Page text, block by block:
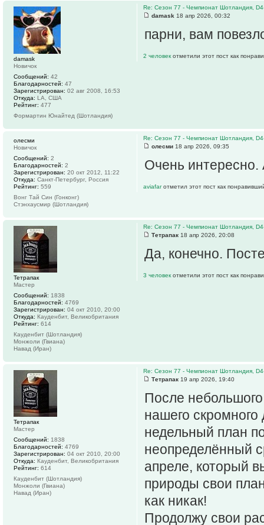
Re: Сезон 77 - Чемпионат Шотландия,
damask 18 апр 2026, 00:32
парни, вам
2 человек отметили этот пост как
damask
Новичок
Сообщений: 42
Благодарностей: 47
Зарегистрирован: 02 авг 2008, 16:53
Откуда: LA, США
Рейтинг: 477
Формартин Юнайтед (Шотландия)
Re: Сезон 77 - Чемпионат Шотландия,
олесми 18 апр 2026, 09:35
Очень интересно.
aviafarотметил этот пост как
олесми
Новичок
Сообщений: 2
Благодарностей: 2
Зарегистрирован: 20 окт 2012, 11:22
Откуда: Санкт-Петербург, Россия
Рейтинг: 559
Вонг Тай Син (Гонконг)
Стэнхаусмир (Шотландия)
Re: Сезон 77 - Чемпионат Шотландия,
Тетрапак 18 апр 2026, 20:08
Да, конечно.
3 человек отметили этот пост как
Тетрапак
Мастер
Сообщений: 1838
Благодарностей: 4769
Зарегистрирован: 04 окт 2010, 20:00
Откуда: Кауденбит, Великобритания
Рейтинг: 614
Кауденбит (Шотландия)
Монжоли (Гвиана)
Навад (Иран)
Re: Сезон 77 - Чемпионат Шотландия,
Тетрапак 19 апр 2026, 19:40
После
нашего
недельный план
неопределённый
апреле, который
природы свои
как никак!
Продолжу свои
Тетрапак
Мастер
Сообщений: 1838
Благодарностей: 4769
Зарегистрирован: 04 окт 2010, 20:00
Откуда: Кауденбит, Великобритания
Рейтинг: 614
Кауденбит (Шотландия)
Монжоли (Гвиана)
Навад (Иран)